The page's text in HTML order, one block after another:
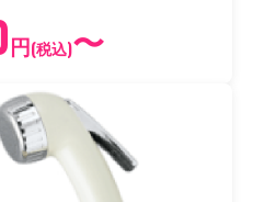
円(税込)〜